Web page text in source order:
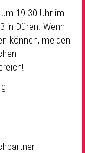
19.30 Uhr im
in Düren. Wenn
können, melden